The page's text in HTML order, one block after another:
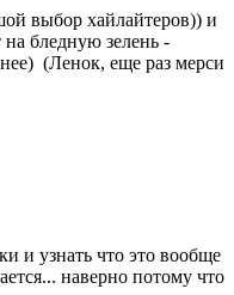
выбор хайлайтеров)) и
на бледную зелень -
(Ленок, еще раз мерси
и узнать что это вообще
наверно потому что